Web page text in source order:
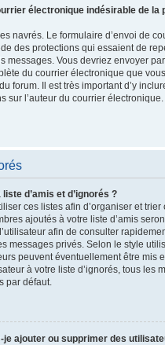
électronique indésirable de la
navrés. Le formulaire d’envoi de
des protections qui essaient de
messages. Vous devriez envoyer
du courrier électronique que
forum. Il est très important d’y
sur l’auteur du courrier
d’amis et d’ignorés ?
ces listes afin d’organiser et
ajoutés à votre liste d’amis
afin de consulter
messages privés. Selon le style
peuvent éventuellement être mis
à votre liste d’ignorés, tous les
par défaut.
je ajouter ou supprimer des